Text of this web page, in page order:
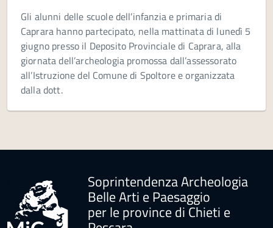
Gli alunni delle scuole dell’infanzia e primaria di
Caprara hanno partecipato, nella mattinata di lunedì 5
giugno presso il Deposito Provinciale di Caprara, alla
giornata dell’archeologia promossa dall’assessorato
all’Istruzione del Comune di Spoltore e organizzata
dalla dott.
Soprintendenza Archeologia
Belle Arti e Paesaggio
per le province di Chieti e